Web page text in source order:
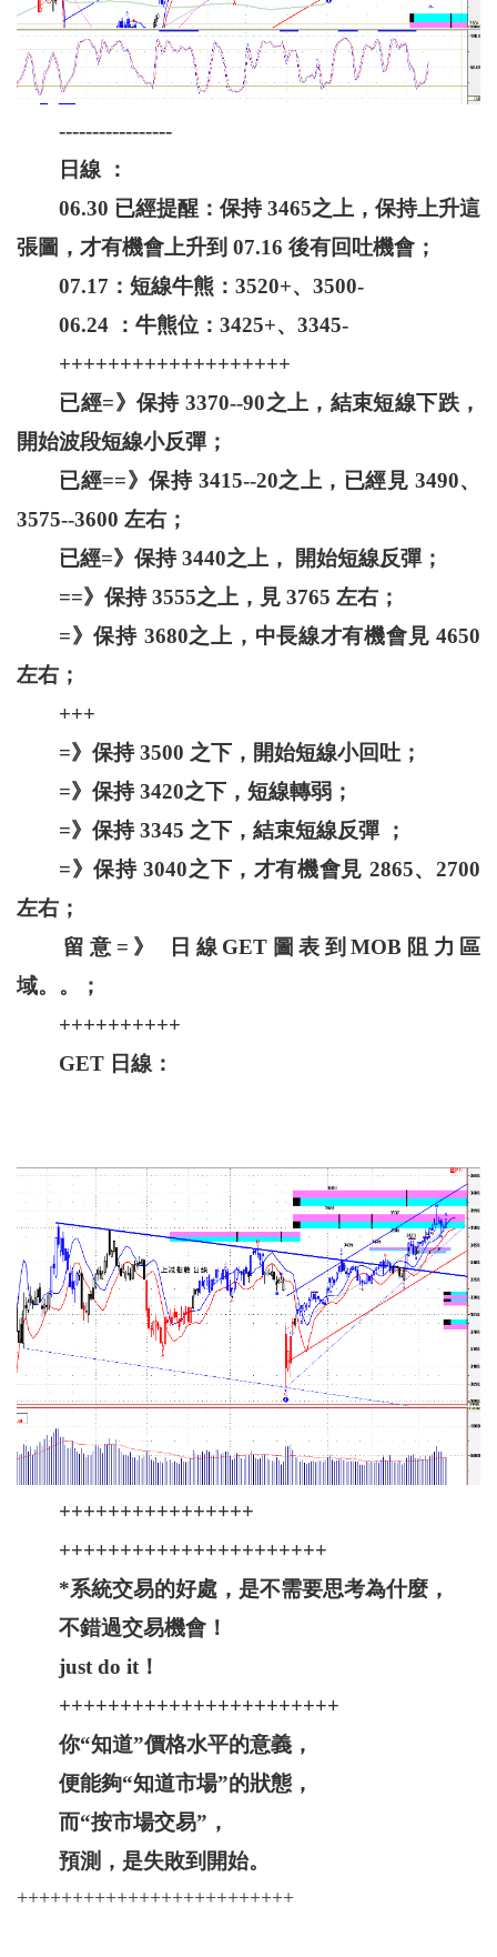
-----------------
日線 ：
06.30 已經提醒：保持 3465之上，保持上升這
張圖，才有機會上升到 07.16 後有回吐機會；
07.17：短線牛熊：3520+、3500-
06.24 ：牛熊位：3425+、3345-
+++++++++++++++++++
已經=》保持 3370--90之上，結束短線下跌，
開始波段短線小反彈；
已經==》保持 3415--20之上，已經見 3490、
3575--3600 左右；
已經=》保持 3440之上， 開始短線反彈；
==》保持 3555之上，見 3765 左右；
=》保持 3680之上，中長線才有機會見 4650
左右；
+++
=》保持 3500 之下，開始短線小回吐；
=》保持 3420之下，短線轉弱；
=》保持 3345 之下，結束短線反彈 ；
=》保持 3040之下，才有機會見 2865、2700
左右；
留意=》 日線GET圖表到MOB阻力區
域。。；
++++++++++
GET 日線：
++++++++++++++++
++++++++++++++++++++++
*系統交易的好處，是不需要思考為什麼，
不錯過交易機會！
just do it！
+++++++++++++++++++++++
你“知道”價格水平的意義，
便能夠“知道市場”的狀態，
而“按市場交易”，
預測，是失敗到開始。
+++++++++++++++++++++++++